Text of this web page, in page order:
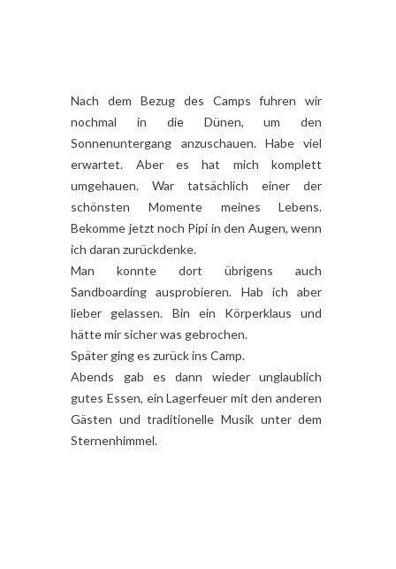
Nach dem Bezug des Camps fuhren wir
nochmal in die Dünen, um den
Sonnenuntergang anzuschauen. Habe viel
erwartet. Aber es hat mich komplett
umgehauen. War tatsächlich einer der
schönsten Momente meines Lebens.
Bekomme jetzt noch Pipi in den Augen, wenn
ich daran zurückdenke.
Man konnte dort übrigens auch
Sandboarding ausprobieren. Hab ich aber
lieber gelassen. Bin ein Körperklaus und
hätte mir sicher was gebrochen.
Später ging es zurück ins Camp.
Abends gab es dann wieder unglaublich
gutes Essen, ein Lagerfeuer mit den anderen
Gästen und traditionelle Musik unter dem
Sternenhimmel.